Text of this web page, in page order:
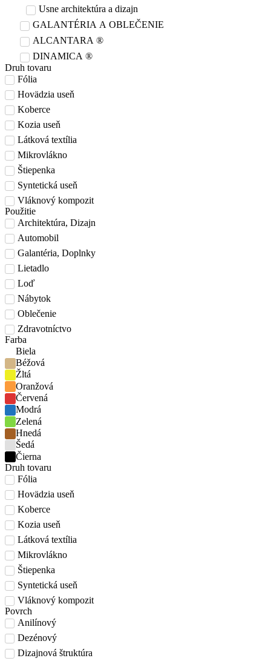
Usne architektúra a dizajn
GALANTÉRIA A OBLEČENIE
ALCANTARA ®
DINAMICA ®
Druh tovaru
Fólia
Hovädzia useň
Koberce
Kozia useň
Látková textília
Mikrovlákno
Štiepenka
Syntetická useň
Vláknový kompozit
Použitie
Architektúra, Dizajn
Automobil
Galantéria, Doplnky
Lietadlo
Loď
Nábytok
Oblečenie
Zdravotníctvo
Farba
Biela
Béžová
Žltá
Oranžová
Červená
Modrá
Zelená
Hnedá
Šedá
Čierna
Druh tovaru
Fólia
Hovädzia useň
Koberce
Kozia useň
Látková textília
Mikrovlákno
Štiepenka
Syntetická useň
Vláknový kompozit
Povrch
Anilínový
Dezénový
Dizajnová štruktúra